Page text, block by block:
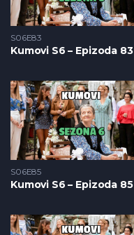
S06E83
Kumovi S6 – Epizoda 83
S06E85
Kumovi S6 – Epizoda 85